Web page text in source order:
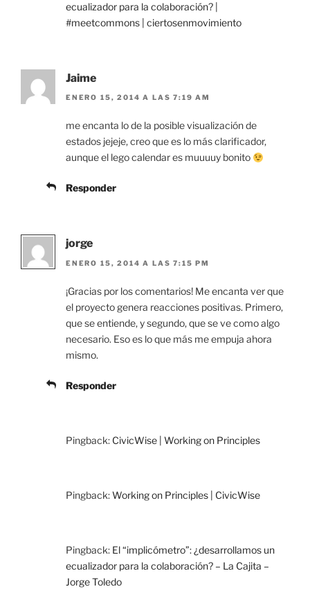
ecualizador para la colaboración? |
#meetcommons | ciertosenmovimiento
Jaime
ENERO 15, 2014 A LAS 7:19 AM
me encanta lo de la posible visualización de
estados jejeje, creo que es lo más clarificador,
aunque el lego calendar es muuuuy bonito
Responder
jorge
ENERO 15, 2014 A LAS 7:15 PM
¡Gracias por los comentarios! Me encanta ver que
el proyecto genera reacciones positivas. Primero,
que se entiende, y segundo, que se ve como algo
necesario. Eso es lo que más me empuja ahora
mismo.
Responder
Pingback: CivicWise | Working on Principles
Pingback:Working on Principles | CivicWise
Pingback: El “implicómetro”: ¿desarrollamos un
ecualizador para la colaboración? – La Cajita –
Jorge Toledo